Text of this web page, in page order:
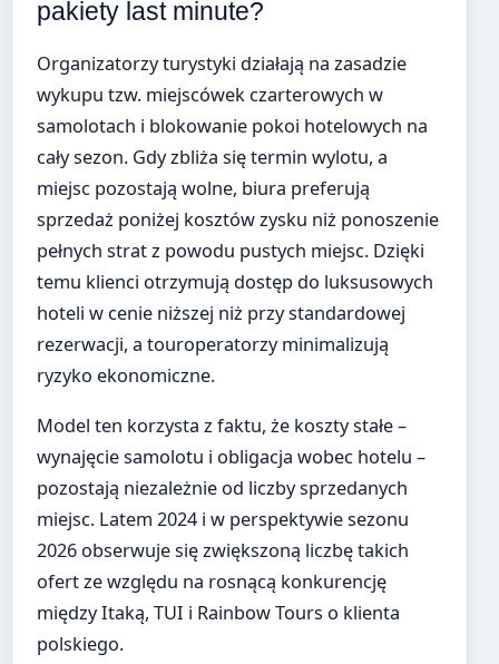
pakiety last minute?
Organizatorzy turystyki działają na zasadzie
wykupu tzw. miejscówek czarterowych w
samolotach i blokowanie pokoi hotelowych na
cały sezon. Gdy zbliża się termin wylotu, a
miejsc pozostają wolne, biura preferują
sprzedaż poniżej kosztów zysku niż ponoszenie
pełnych strat z powodu pustych miejsc. Dzięki
temu klienci otrzymują dostęp do luksusowych
hoteli w cenie niższej niż przy standardowej
rezerwacji, a touroperatorzy minimalizują
ryzyko ekonomiczne.
Model ten korzysta z faktu, że koszty stałe –
wynajęcie samolotu i obligacja wobec hotelu –
pozostają niezależnie od liczby sprzedanych
miejsc. Latem 2024 i w perspektywie sezonu
2026 obserwuje się zwiększoną liczbę takich
ofert ze względu na rosnącą konkurencję
między Itaką, TUI i Rainbow Tours o klienta
polskiego.